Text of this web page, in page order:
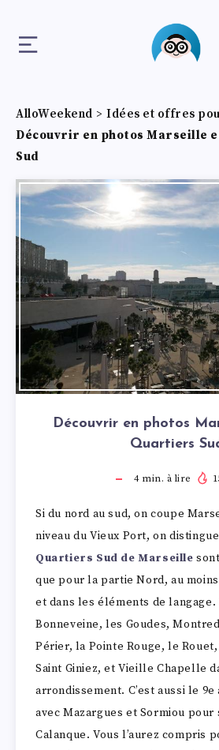
AlloWeekend > Idées et offres
Découvrir en photos Marseille
Sud
Découvrir en photos
Quartiers
4min. à lire
Si du nord au sud, on coupe
niveau du Vieux Port, on
Quartiers Sud de Marseille
que pour la partie Nord, au
et dans les éléments de langage.
Bonneveine, les Goudes,
Périer, la Pointe Rouge, le Rouet,
Saint Giniez, et Vieille Chapelle
arrondissement. C’est aussi le
avec Mazargues et Sormiou pour
Calanque. Vous l’aurez compris